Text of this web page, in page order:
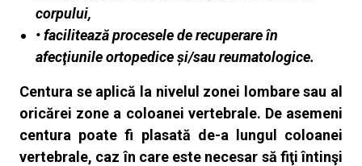
corpului,
• facilitează procesele de recuperare în
afecţiunile ortopedice și/sau reumatologice.
Centura se aplică la nivelul zonei lombare sau al
oricărei zone a coloanei vertebrale. De asemeni
centura poate fi plasată de-a lungul coloanei
vertebrale, caz în care este necesar să fiţi întinşi